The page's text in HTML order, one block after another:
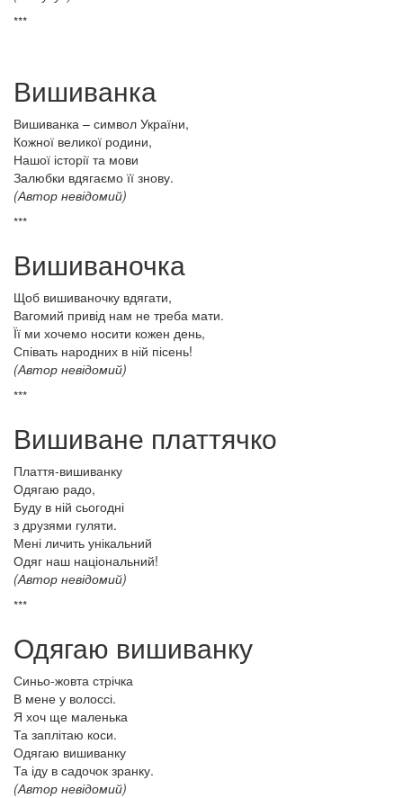
***
Вишиванка
Вишиванка – символ України,
Кожної великої родини,
Нашої історії та мови
Залюбки вдягаємо її знову.
(Автор невідомий)
***
Вишиваночка
Щоб вишиваночку вдягати,
Вагомий привід нам не треба мати.
Її ми хочемо носити кожен день,
Співать народних в ній пісень!
(Автор невідомий)
***
Вишиване платтячко
Плаття-вишиванку
Одягаю радо,
Буду в ній сьогодні
з друзями гуляти.
Мені личить унікальний
Одяг наш національний!
(Автор невідомий)
***
Одягаю вишиванку
Синьо-жовта стрічка
В мене у волоссі.
Я хоч ще маленька
Та заплітаю коси.
Одягаю вишиванку
Та іду в садочок зранку.
(Автор невідомий)